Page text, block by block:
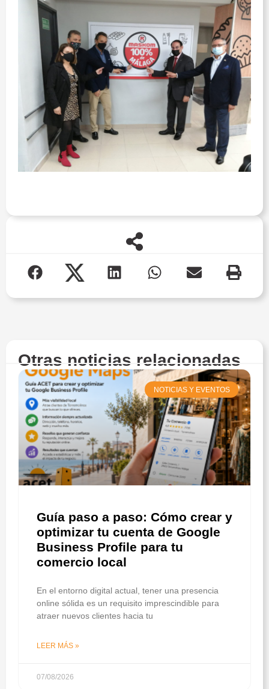
Otras noticias relacionadas
NOTICIAS Y EVENTOS
Guía paso a paso: Cómo crear y
optimizar tu cuenta de Google
Business Profile para tu
comercio local
En el entorno digital actual, tener una presencia
online sólida es un requisito imprescindible para
atraer nuevos clientes hacia tu
LEER MÁS »
07/08/2026